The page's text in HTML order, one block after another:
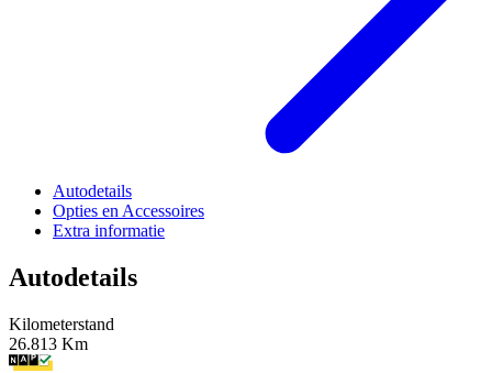
Autodetails
Opties en Accessoires
Extra informatie
Autodetails
Kilometerstand
26.813 Km